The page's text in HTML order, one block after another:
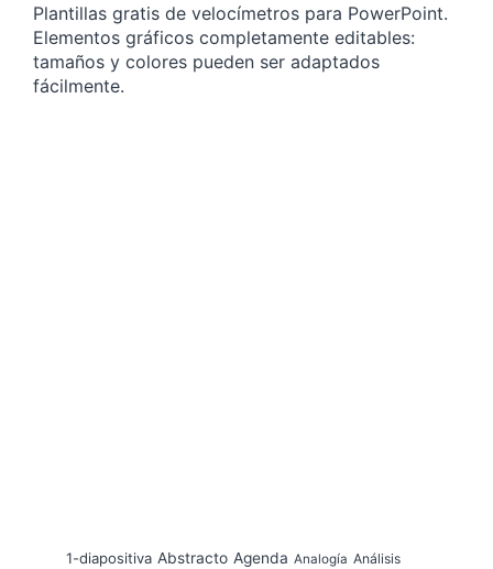
Plantillas gratis de velocímetros para PowerPoint.
Elementos gráficos completamente editables:
tamaños y colores pueden ser adaptados
fácilmente.
1-diapositiva Abstracto Agenda Analogía Análisis